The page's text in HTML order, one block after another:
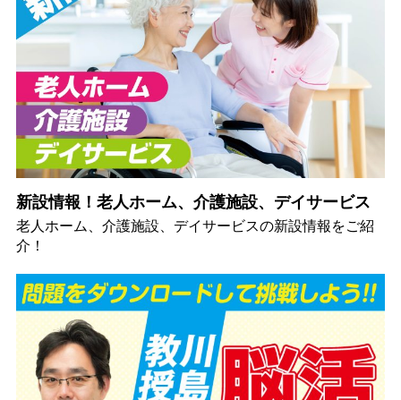
新設情報！老人ホーム、介護施設、デイサービス
老人ホーム、介護施設、デイサービスの新設情報をご紹
介！